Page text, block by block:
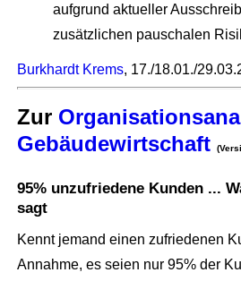
aufgrund aktueller
zusätzlichen pauschalen
Burkhardt Krems, 17./18.01./
Zur
Gebäudewirtschaft
95% unzufriedene Kunden ...
sagt
Kennt jemand einen zufriedenen
Annahme, es seien nur 95% der